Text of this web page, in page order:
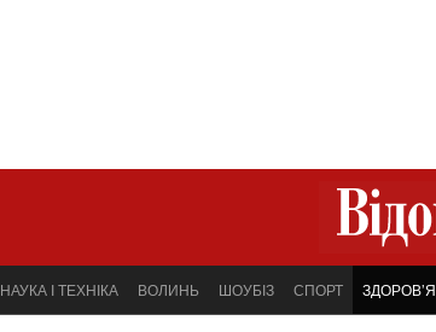
НАУКА І ТЕХНІКА ВОЛИНЬ ШОУБІЗ СПОРТ ЗДОРОВ’Я